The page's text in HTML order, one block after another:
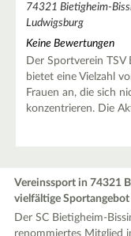
74321 Bietigheim-
Ludwigsburg
Keine Bewertungen
Der Sportverein TSV
bietet eine Vielzahl
Frauen an, die sich
konzentrieren. Die
Vereinssport in 74321
vielfältige Sportangebot
Der SC Bietigheim-
renommiertes Mitglied